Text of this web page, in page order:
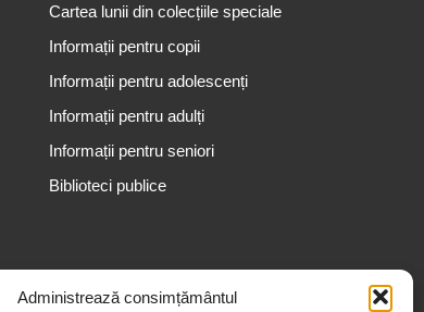
Administrează consimțământul
Cartea lunii din colecțiile speciale
Informații pentru copii
Informații pentru adolescenți
Informații pentru adulți
Informații pentru seniori
Biblioteci publice